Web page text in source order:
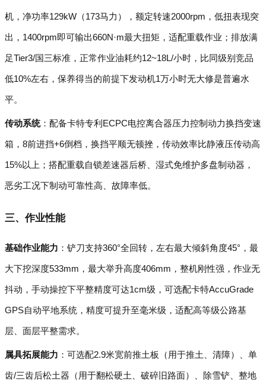
机，净功率129kW（173马力），额定转速2000rpm，低扭表现突
出，1400rpm即可输出660N·m最大扭矩，适配重载作业；排放满
足Tier3/国三标准，正常作业油耗约12~18L/小时，比同级别竞品
低10%左右，保养得当的前提下发动机1万小时无大修是普遍水
平。
传动系统：配备卡特专利ECPC电控离合器压力控制动力换挡变速
箱，8前进挡+6倒档，换挡平顺无顿挫，传动效率比静液压传动高
15%以上；搭配重载自锁差速器后桥、湿式免维护多盘制动器，
恶劣工况下制动可靠性高、故障率低。
三、作业性能
基础作业能力 ：铲刀支持360°全回转，左右最大倾斜角度45°，最
大下挖深度533mm，最大举升高度406mm，整机刚性强，作业无
抖动，手动操控下平整精度可达1cm级，可选配卡特AccuGrade
GPS自动平地系统，精度可提升至毫米级，适配高等级公路基
层、面层平整需求。
属具拓展能力 ：可选配2.9米宽前推土板（用于推土、清障）、单
齿/三齿后松土器（用于翻松硬土、破碎旧路面）、除雪铲、整地